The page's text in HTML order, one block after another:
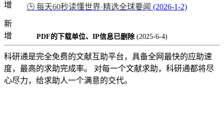
增
🕒 每天60秒读懂世界·精选全球要闻 (2026-1-2)
新
增
PDF的下载单位、IP信息已删除 (2025-6-4)
科研通是完全免费的文献互助平台，具备全网最快的应助速
度，最高的求助完成率。 对每一个文献求助，科研通都将尽
心尽力，给求助人一个满意的交代。